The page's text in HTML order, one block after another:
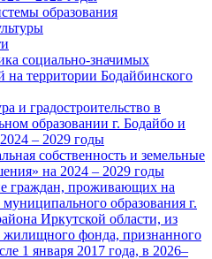
образования
социально-значимых
на территории Бодайбинского
и градостроительство в
образовании г. Бодайбо и
– 2029 годы
собственность и земельные
на 2024 – 2029 годы
граждан, проживающих на
образования г.
Иркутской области, из
жилищного фонда, признанного
1 января 2017 года, в 2026–